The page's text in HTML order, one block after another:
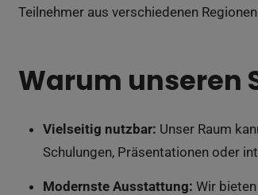
Teilnehmer aus verschiedenen
Warum unseren
Vielseitig nutzbar: Unser Raum
Schulungen, Präsentationen oder
Modernste Ausstattung: Wir